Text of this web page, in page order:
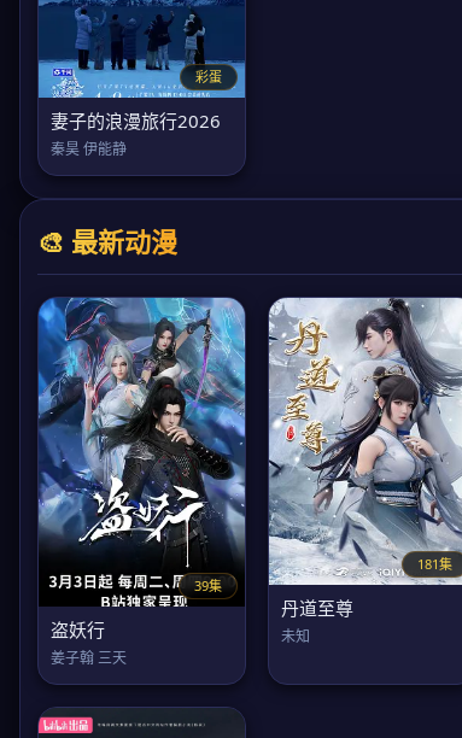
彩蛋
妻子的浪漫旅行2026
秦昊 伊能静
🎨 最新动漫
39集
盗妖行
姜子翰 三天
181集
丹道至尊
未知